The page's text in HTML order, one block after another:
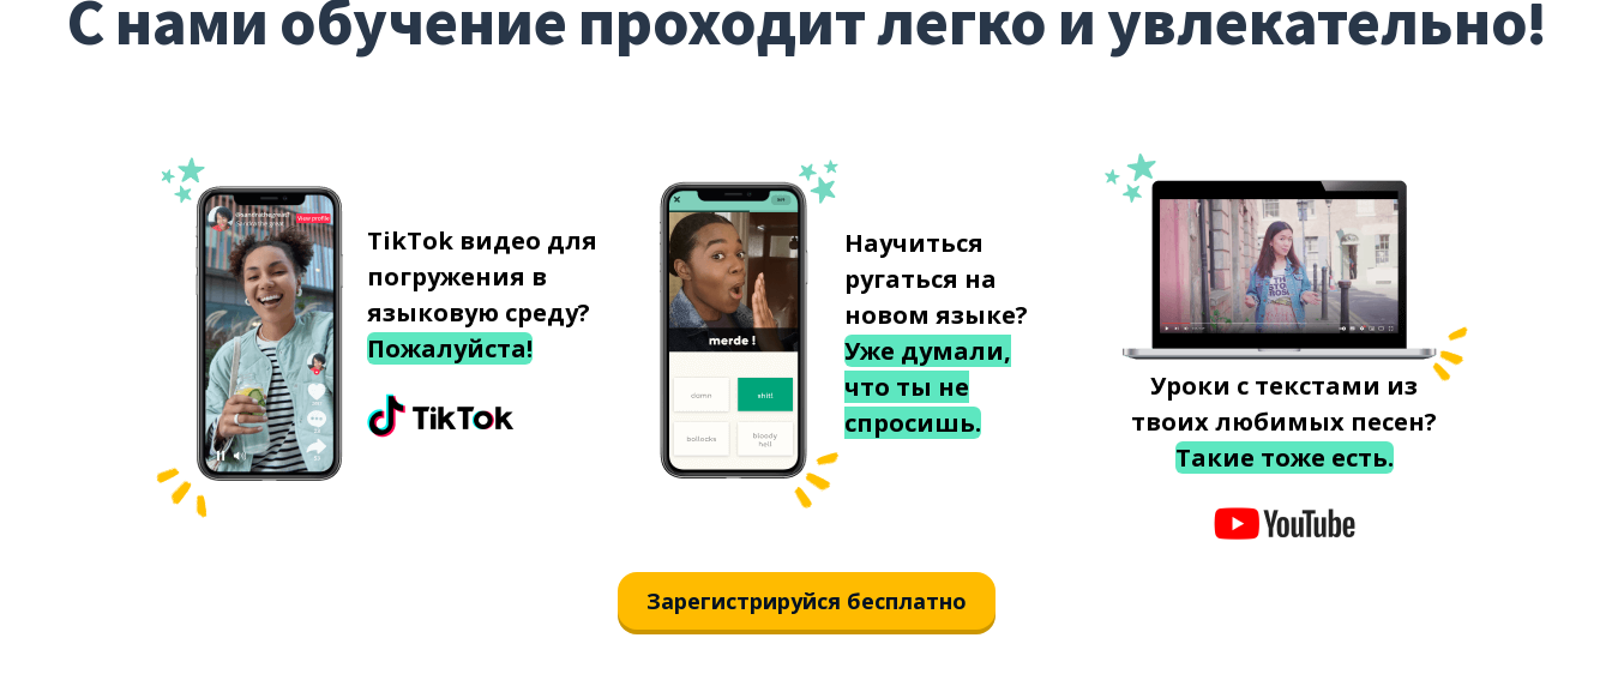
С нами обучение проходит легко и увлекательно!
TikTok видео для
погружения в
языковую среду?
Пожалуйста!
Научиться
ругаться на
новом языке?
Уже думали,
что ты не
спросишь.
Уроки с текстами из
твоих любимых песен?
Такие тоже есть.
Зарегистрируйся бесплатно